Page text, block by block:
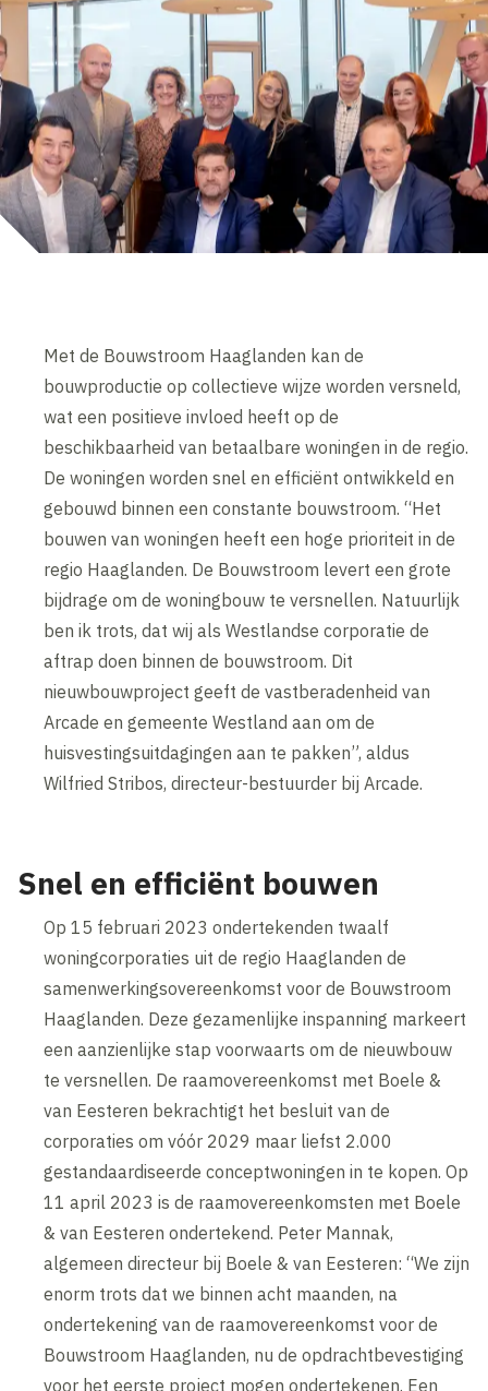
Met de Bouwstroom Haaglanden kan de
bouwproductie op collectieve wijze worden versneld,
wat een positieve invloed heeft op de
beschikbaarheid van betaalbare woningen in de regio.
De woningen worden snel en efficiënt ontwikkeld en
gebouwd binnen een constante bouwstroom. “Het
bouwen van woningen heeft een hoge prioriteit in de
regio Haaglanden. De Bouwstroom levert een grote
bijdrage om de woningbouw te versnellen. Natuurlijk
ben ik trots, dat wij als Westlandse corporatie de
aftrap doen binnen de bouwstroom. Dit
nieuwbouwproject geeft de vastberadenheid van
Arcade en gemeente Westland aan om de
huisvestingsuitdagingen aan te pakken”, aldus
Wilfried Stribos, directeur-bestuurder bij Arcade.
Snel en efficiënt bouwen
Op 15 februari 2023 ondertekenden twaalf
woningcorporaties uit de regio Haaglanden de
samenwerkingsovereenkomst voor de Bouwstroom
Haaglanden. Deze gezamenlijke inspanning markeert
een aanzienlijke stap voorwaarts om de nieuwbouw
te versnellen. De raamovereenkomst met Boele &
van Eesteren bekrachtigt het besluit van de
corporaties om vóór 2029 maar liefst 2.000
gestandaardiseerde conceptwoningen in te kopen. Op
11 april 2023 is de raamovereenkomsten met Boele
& van Eesteren ondertekend. Peter Mannak,
algemeen directeur bij Boele & van Eesteren: “We zijn
enorm trots dat we binnen acht maanden, na
ondertekening van de raamovereenkomst voor de
Bouwstroom Haaglanden, nu de opdrachtbevestiging
voor het eerste project mogen ondertekenen. Een